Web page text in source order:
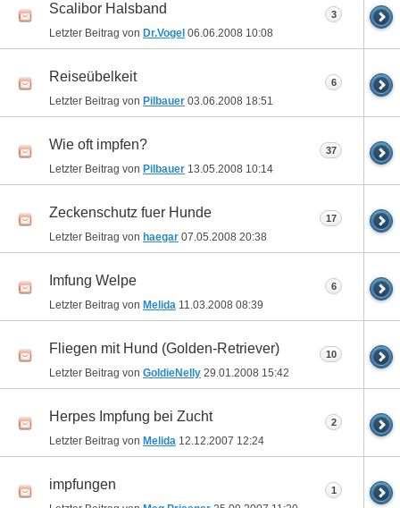
Scalibor Halsband
Letzter Beitrag von Dr.Vogel 06.06.2008 10:08
3
Reiseübelkeit
Letzter Beitrag von Pilbauer 03.06.2008 18:51
6
Wie oft impfen?
Letzter Beitrag von Pilbauer 13.05.2008 10:14
37
Zeckenschutz fuer Hunde
Letzter Beitrag von haegar 07.05.2008 20:38
17
Imfung Welpe
Letzter Beitrag von Melida 11.03.2008 08:39
6
Fliegen mit Hund (Golden-Retriever)
Letzter Beitrag von GoldieNelly 29.01.2008 15:42
10
Herpes Impfung bei Zucht
Letzter Beitrag von Melida 12.12.2007 12:24
2
impfungen 1